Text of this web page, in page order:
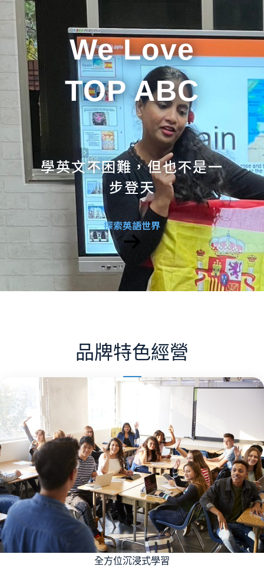
We Love
TOP ABC
學英文不困難，但也不是一
步登天
探索英語世界
品牌特色經營
全方位沉浸式學習